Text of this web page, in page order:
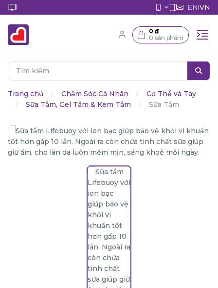
EN|VN
0 ₫
0 sản phẩm
Trang chủ Chăm Sóc Cá Nhân
Cơ Thể và Tay
Sữa Tắm, Gel Tắm & Kem Tắm
Sữa Tắm